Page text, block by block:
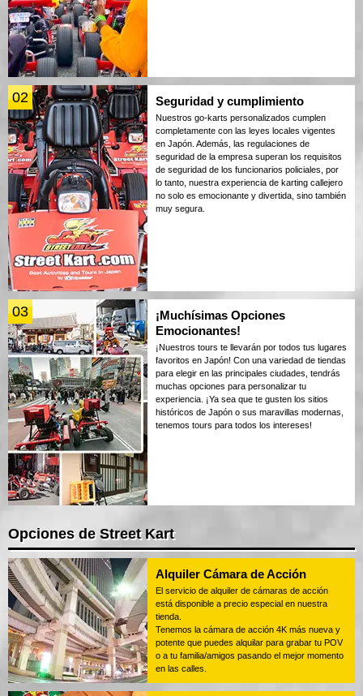
02 Seguridad y cumplimiento
Nuestros go-karts personalizados cumplen
completamente con las leyes locales vigentes
en Japón. Además, las regulaciones de
seguridad de la empresa superan los requisitos
de seguridad de los funcionarios policiales, por
lo tanto, nuestra experiencia de karting callejero
no solo es emocionante y divertida, sino también
muy segura.
03
¡Muchísimas Opciones
Emocionantes!
¡Nuestros tours te llevarán por todos tus lugares
favoritos en Japón! Con una variedad de tiendas
para elegir en las principales ciudades, tendrás
muchas opciones para personalizar tu
experiencia. ¡Ya sea que te gusten los sitios
históricos de Japón o sus maravillas modernas,
tenemos tours para todos los intereses!
Opciones de Street Kart
Alquiler Cámara de Acción
El servicio de alquiler de cámaras de acción
está disponible a precio especial en nuestra
tienda.
Tenemos la cámara de acción 4K más nueva y
potente que puedes alquilar para grabar tu POV
o a tu familia/amigos pasando el mejor momento
en las calles.